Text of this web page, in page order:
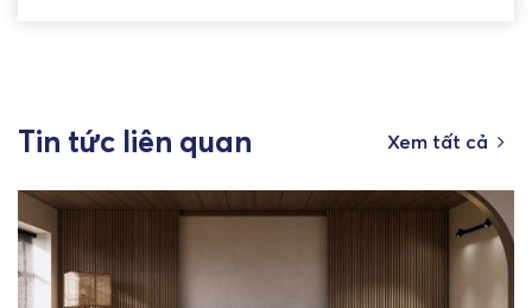
Tin tức liên quan Xem tất cả